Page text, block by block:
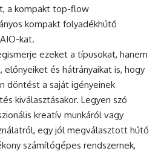
a kompakt top-flow
kompakt folyadékhűtő
kat.
ezeket a típusokat, hanem
és hátrányaikat is, hogy
döntést a saját igényeinek
kiválasztásakor. Legyen szó
kreatív munkáról vagy
egy jól megválasztott hűtő
számítógépes rendszernek,